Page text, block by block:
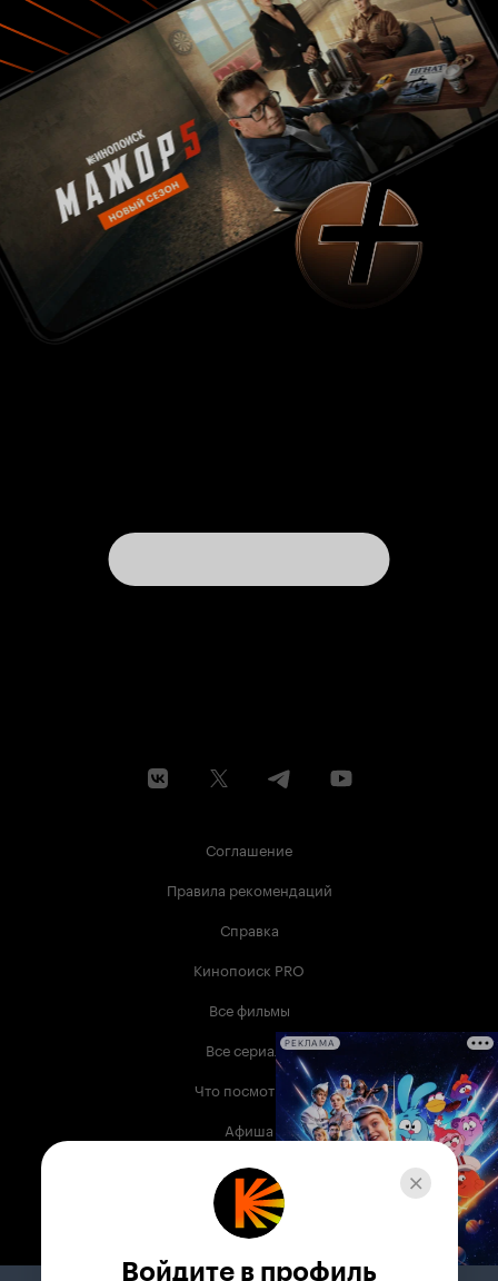
Соглашение
Правила рекомендаций
Справка
Кинопоиск PRO
Все фильмы
Все сериалы
Что посмотреть
Афиша
Музыка
Телепрограмма
РЕКЛАМА
Войдите в профиль